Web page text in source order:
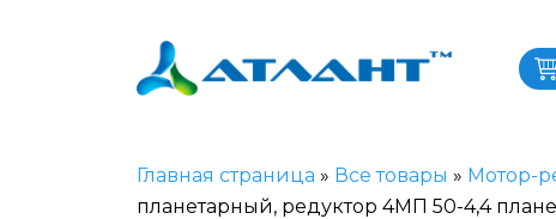
Главная страница » Все товары » Мотор-
планетарный, редуктор 4МП 50-4,4